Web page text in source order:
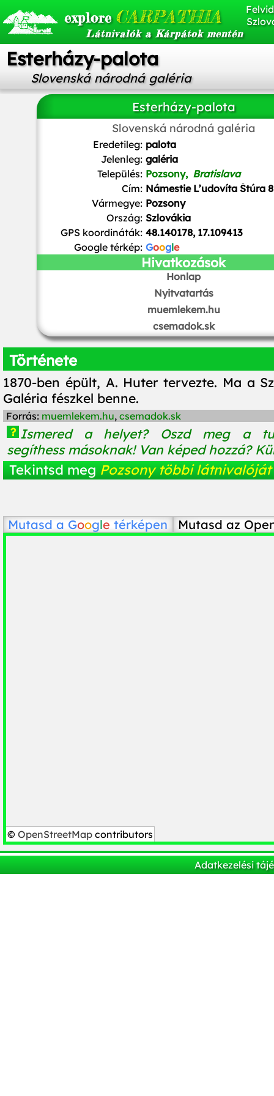
explore CARPATHIA
Látnivalók a Kárpátok mentén
Esterházy-palota
Slovenská národná galéria
Esterházy-palota
Slovenská národná galéria
Wizzard / Public domain
Eredetileg: palota
Jelenleg: galéria
Település: Pozsony, Bratislava
Cím: Námestie Ľudovíta Štúra
Vármegye: Pozsony
Ország: Szlovákia
GPS koordináták: 48.140178, 17.109413
Google térkép: Google
Hivatkozások
Honlap
Nyitvatartás
muemlekem.hu
csemadok.sk
Története
1870-ben épült, A. Huter tervezte. Ma a
Galéria fészkel benne.
Forrás: muemlekem.hu, csemadok.sk
? Ismered a helyet? Oszd meg a
segíthess másoknak! Van képed hozzá?
Tekintsd meg Pozsony többi látnivalóját
Mutasd a Google térképen Mutasd az
© OpenStreetMap contributors
Adatkezelési